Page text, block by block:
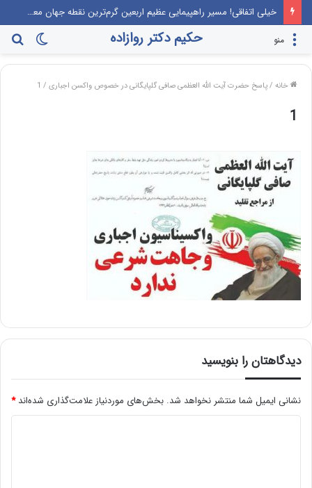
خیلی اتفاقی! مسیر راهپیمایی عظیم اربعین گرم‌ترین نقطه جهان معرفی می‌شود!
تغییر
پوسته
حکیم دکتر روازاده منو
خانه /پاسخ حضرت آیت الله العظمی صافی گلپایگانی در خصوص واکسن اجباری /
1
1
دیدگاهتان را بنویسید
نشانی ایمیل شما منتشر نخواهد شد. بخش‌های موردنیاز علامت‌گذاری شده‌اند*